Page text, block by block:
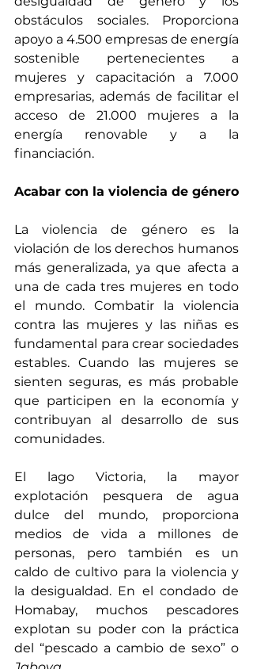
obstáculos sociales. Proporciona
apoyo a 4.500 empresas de energía
sostenible pertenecientes a
mujeres y capacitación a 7.000
empresarias, además de facilitar el
acceso de 21.000 mujeres a la
energía renovable y a la
financiación.
Acabar con la violencia de género
La violencia de género es la
violación de los derechos humanos
más generalizada, ya que afecta a
una de cada tres mujeres en todo
el mundo. Combatir la violencia
contra las mujeres y las niñas es
fundamental para crear sociedades
estables. Cuando las mujeres se
sienten seguras, es más probable
que participen en la economía y
contribuyan al desarrollo de sus
comunidades.
El lago Victoria, la mayor
explotación pesquera de agua
dulce del mundo, proporciona
medios de vida a millones de
personas, pero también es un
caldo de cultivo para la violencia y
la desigualdad. En el condado de
Homabay, muchos pescadores
explotan su poder con la práctica